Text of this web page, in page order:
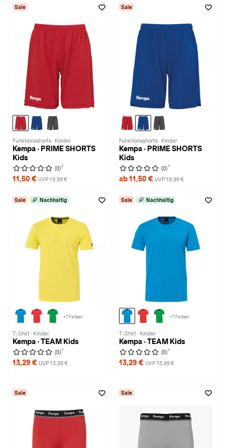
Sale
Funktionsshorts · Kinder
Kempa · PRIME SHORTS
Kids
(0) 1
11,50 € UVP 19,99 €
Sale
Funktionsshorts · Kinder
Kempa · PRIME SHORTS
Kids
(0) 1
ab 11,50 € UVP 19,99 €
Sale Nachhaltig
+7 Farben
T-Shirt · Kinder
Kempa · TEAM Kids
(0) 1
13,29 € UVP 13,99 €
Sale Nachhaltig
+7 Farben
T-Shirt · Kinder
Kempa · TEAM Kids
(0) 1
13,29 € UVP 13,99 €
Sale Sale